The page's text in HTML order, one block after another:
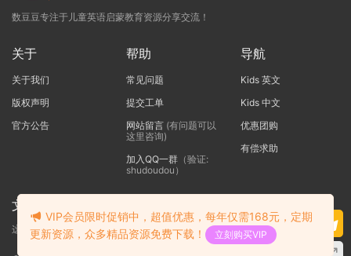
数豆豆专注于儿童英语启蒙教育资源分享交流！
关于
关于我们
版权声明
官方公告
帮助
常见问题
提交工单
网站留言(有问题可以
这里咨询)
加入QQ一群（验证:
shudoudou）
导航
Kids 英文
Kids 中文
优惠团购
有偿求助
文本标题
这里输入代码
VIP会员限时促销中，超值优惠，每年仅需168元，定期
更新资源，众多精品资源免费下载！
立刻购买VIP